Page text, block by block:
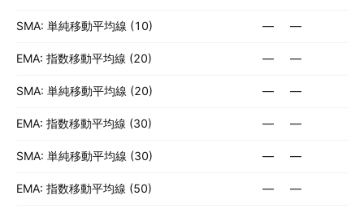
SMA: 単純移動平均線 (10) — —
EMA: 指数移動平均線 (20) — —
SMA: 単純移動平均線 (20) — —
EMA: 指数移動平均線 (30) — —
SMA: 単純移動平均線 (30) — —
EMA: 指数移動平均線 (50) — —